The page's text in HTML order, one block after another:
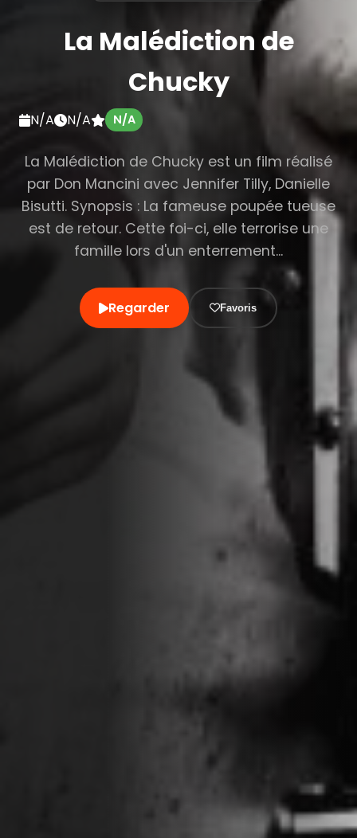
La Malédiction de
Chucky
N/A N/A N/A
La Malédiction de Chucky est un film réalisé
par Don Mancini avec Jennifer Tilly, Danielle
Bisutti. Synopsis : La fameuse poupée tueuse
est de retour. Cette foi-ci, elle terrorise une
famille lors d'un enterrement...
Regarder Favoris